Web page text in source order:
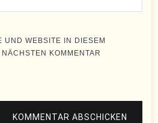
UND WEBSITE IN DIESEM
KOMMENTAR
KOMMENTAR ABSCHICKEN